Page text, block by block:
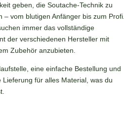
geben, die Soutache-Technik zu
– vom blutigen Anfänger bis zum Profi.
immer das vollständige
der verschiedenen Hersteller mit
Zubehör anzubieten.
eine einfache Bestellung und
Lieferung für alles Material, was du